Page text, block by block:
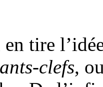
tire
clefs,